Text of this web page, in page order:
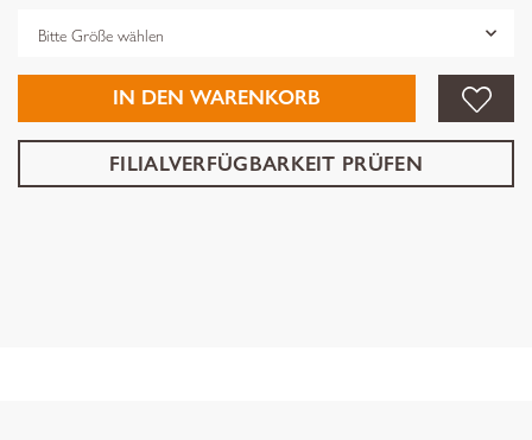
IN DEN WARENKORB
FILIALVERFÜGBARKEIT PRÜFEN